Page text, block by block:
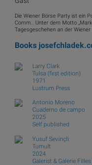
Die Wiener Börse Party ist ein
Comm.. Unter dem Motto
Tagesgeschehen an der Wiener
Books
Larry Clark
Tulsa (first edition)
1971
Lustrum Press
Antonio Moreno
Cuaderno de campo
2025
Self published
Yusuf Sevinçli
Tumult
2024
Galerist & Galerie